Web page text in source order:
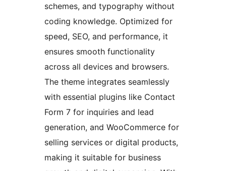
schemes, and typography without
coding knowledge. Optimized for
speed, SEO, and performance, it
ensures smooth functionality
across all devices and browsers.
The theme integrates seamlessly
with essential plugins like Contact
Form 7 for inquiries and lead
generation, and WooCommerce for
selling services or digital products,
making it suitable for business